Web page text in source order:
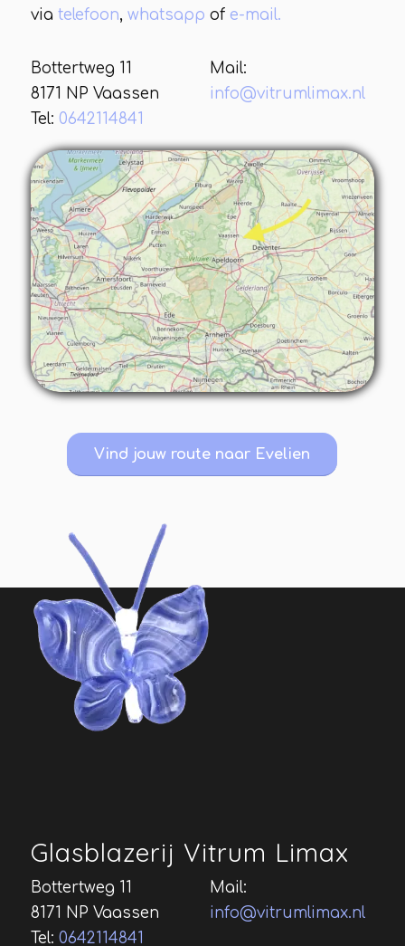
via telefoon, whatsapp of e-mail.
Bottertweg 11
8171 NP Vaassen
Tel: 0642114841
Mail:
info@vitrumlimax.nl
Vind jouw route naar Evelien
Glasblazerij Vitrum Limax
Bottertweg 11
8171 NP Vaassen
Tel: 0642114841
Mail:
info@vitrumlimax.nl